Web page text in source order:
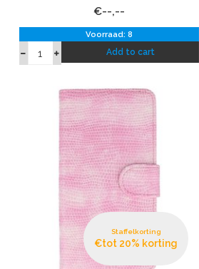
€--,--
Voorraad: 8
Add to cart
Staffelkorting
€tot 20% korting